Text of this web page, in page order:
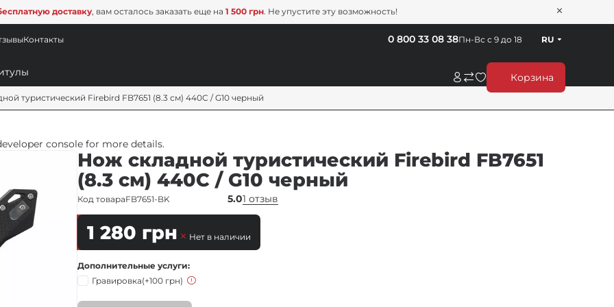
доставку, вам осталось заказать еще на1 500 грн. Не упустите эту возможность!
Корзина
Пн-Вс с 9 до 18
0 800 33 08 38 RU
Контакты
туристический Firebird FB7651 (8.3 см) 440С / G10 черный
console for more details.
Нож складной туристический Firebird FB7651
(8.3 см) 440С / G10 черный
Код товараFB7651-BK 5.01 отзыв
1 280 грн Нет в наличии
Дополнительные услуги
Гравировка(+100 грн)